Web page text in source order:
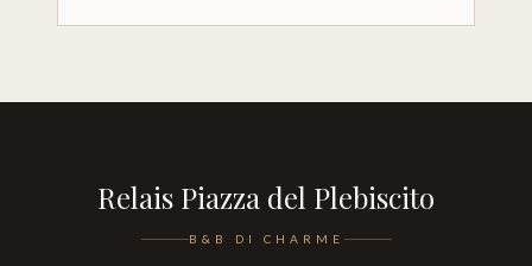
Relais Piazza del Plebiscito
B&B DI CHARME